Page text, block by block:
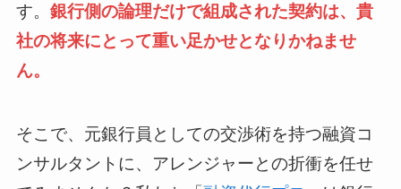
す。 銀行側の論理だけで組成された契約は、貴
社の将来にとって重い足かせとなりかねませ
ん。
そこで、元銀行員としての交渉術を持つ融資コ
ンサルタントに、アレンジャーとの折衝を任せ